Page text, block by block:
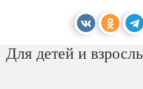
Для детей и